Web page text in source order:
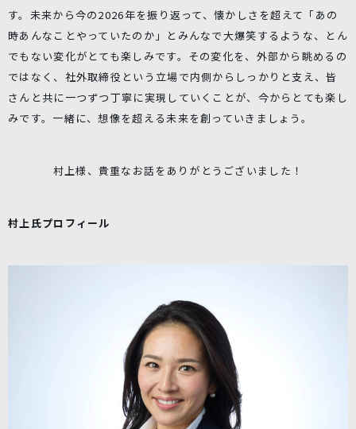
す。未来から今の2026年を振り返って、懐かしさを超えて「あの
時あんなことやっていたのか」とみんなで大爆笑するような、とん
でもない変化がとても楽しみです。その変化を、外部から眺めるの
ではなく、社外取締役という立場で内側からしっかりと支え、皆
さんと共に一つずつ丁寧に実現していくことが、今からとても楽し
みです。一緒に、想像を超える未来を創っていきましょう。
村上様、貴重なお話をありがとうございました！
村上氏プロフィール